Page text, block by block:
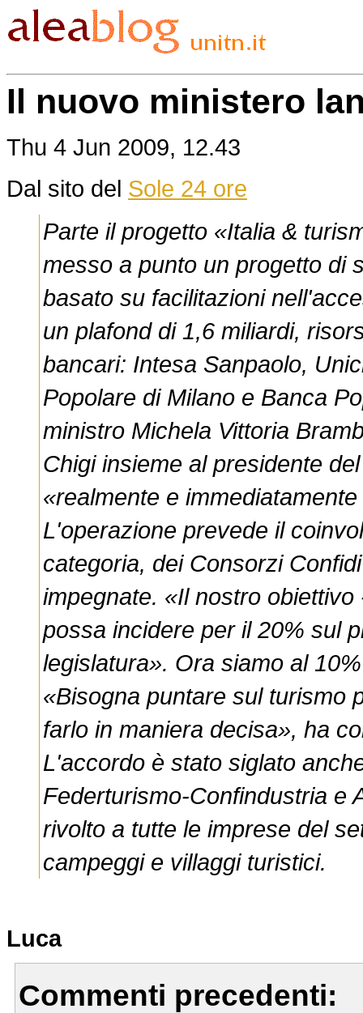
Il nuovo ministero
Thu 4 Jun 2009, 12.43
Dal sito del Sole 24 ore
Parte il progetto «Italia &
messo a punto un progetto di
basato su facilitazioni
un plafond di 1,6 miliardi,
bancari: Intesa Sanpaolo,
Popolare di Milano e Banca
ministro Michela Vittoria
Chigi insieme al presidente
«realmente e
L'operazione prevede il
categoria, dei Consorzi
impegnate. «Il nostro
possa incidere per il 20% sul
legislatura». Ora siamo al
«Bisogna puntare sul turismo
farlo in maniera decisa», ha
L'accordo è stato siglato
Federturismo-Confindustria e
rivolto a tutte le imprese del
campeggi e villaggi turistici.
Luca
Commenti precedenti: